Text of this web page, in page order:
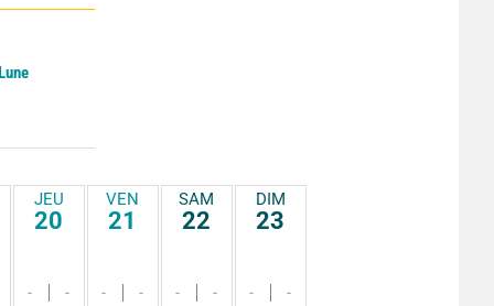
JEU
20
- -
VEN
21
- -
SAM
22
- -
DIM
23
- -